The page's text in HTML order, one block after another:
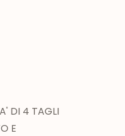
DI 4 TAGLI
E